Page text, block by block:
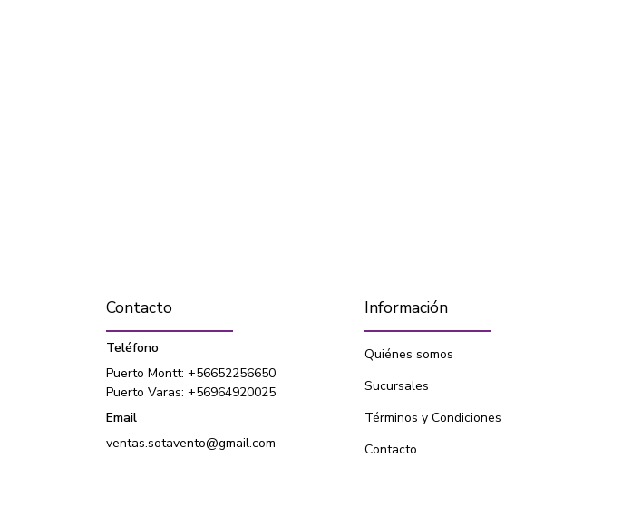
Contacto
Teléfono
Puerto Montt: +56652256650
Puerto Varas: +56964920025
Email
ventas.sotavento@gmail.com
Información
Quiénes somos
Sucursales
Términos y Condiciones
Contacto